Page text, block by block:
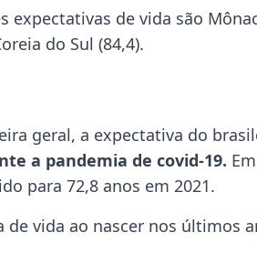
de vida são
do Sul (84,4).
geral, a expectativa do
a pandemia de covid-19.
para 72,8 anos em 2021.
de vida ao nascer nos últimos